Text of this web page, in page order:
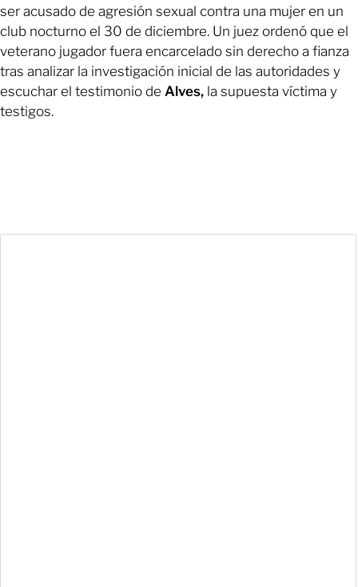
ser acusado de agresión sexual contra una mujer en un
club nocturno el 30 de diciembre. Un juez ordenó que el
veterano jugador fuera encarcelado sin derecho a fianza
tras analizar la investigación inicial de las autoridades y
escuchar el testimonio de Alves, la supuesta víctima y
testigos.